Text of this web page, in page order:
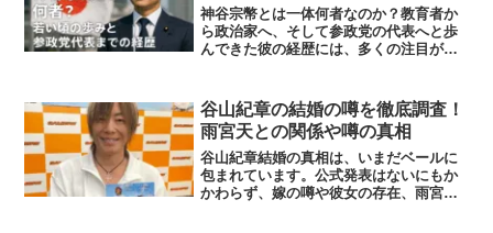
神谷宗幣とは一体何者なのか？教育者か
ら政治家へ、そして参政党の代表へと歩
んできた彼の経歴には、多くの注目が集
政党代表となるまでの歩みを詳しく紹介
します。これまでの活動や...
谷山紀章の結婚の噂を徹底調査！
雨宮天との関係や噂の真相
谷山紀章結婚の真相は、いまだベールに
包まれています。公式発表はないにもか
かわらず、嫁の噂や彼女の存在、雨宮天